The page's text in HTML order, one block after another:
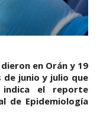
en Orán y 19
de junio y julio que
el reporte
de Epidemiología